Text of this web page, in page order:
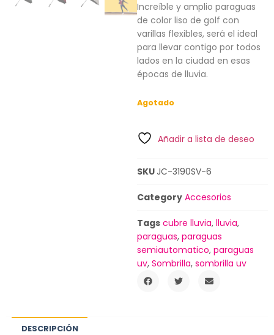
Increíble y amplio paraguas
de color liso de golf con
varillas flexibles, será el ideal
para llevar contigo por todos
lados en la ciudad en esas
épocas de lluvia.
Agotado
Añadir a lista de deseo
SKUJC-3190SV-6
Category Accesorios
Tags cubre lluvia, lluvia,
paraguas, paraguas
semiautomatico, paraguas
uv, Sombrilla, sombrilla uv
DESCRIPCIÓN